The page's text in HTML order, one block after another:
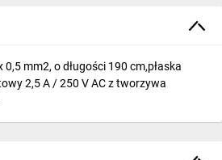
mm2, o długości 190 cm,płaska
2,5 A / 250 V AC z tworzywa